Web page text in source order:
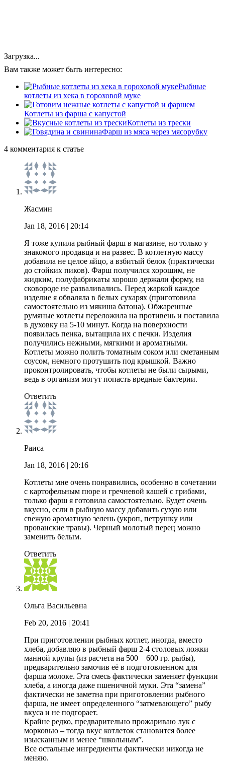
Загрузка...
Вам также может быть интересно:
Рыбные
котлеты из хека в гороховой муке
Котлеты из фарша с капустой
Котлеты из трески
Фарш из мяса через мясорубку
4 комментария к статье
Жасмин
Jan 18, 2016 | 20:14
Я тоже купила рыбный фарш в магазине, но только у
знакомого продавца и на развес. В котлетную массу
добавила не целое яйцо, а взбитый белок (практически
до стойких пиков). Фарш получился хорошим, не
жидким, полуфабрикаты хорошо держали форму, на
сковороде не разваливались. Перед жаркой каждое
изделие я обваляла в белых сухарях (приготовила
самостоятельно из мякиша батона). Обжаренные
румяные котлеты переложила на противень и поставила
в духовку на 5-10 минут. Когда на поверхности
появилась пенка, вытащила их с печки. Изделия
получились нежными, мягкими и ароматными.
Котлеты можно полить томатным соком или сметанным
соусом, немного протушить под крышкой. Важно
проконтролировать, чтобы котлеты не были сырыми,
ведь в организм могут попасть вредные бактерии.
Ответить
Раиса
Jan 18, 2016 | 20:16
Котлеты мне очень понравились, особенно в сочетании
с картофельным пюре и гречневой кашей с грибами,
только фарш я готовила самостоятельно. Будет очень
вкусно, если в рыбную массу добавить сухую или
свежую ароматную зелень (укроп, петрушку или
прованские травы). Черный молотый перец можно
заменить белым.
Ответить
Ольга Васильевна
Feb 20, 2016 | 20:41
При приготовлении рыбных котлет, иногда, вместо
хлеба, добавляю в рыбный фарш 2-4 столовых ложки
манной крупы (из расчета на 500 – 600 гр. рыбы),
предварительно замочив её в подготовленном для
фарша молоке. Эта смесь фактически заменяет функции
хлеба, а иногда даже пшеничной муки. Эта “замена”
фактически не заметна при приготовлении рыбного
фарша, не имеет определенного “затмевающего” рыбу
вкуса и не подгорает.
Крайне редко, предварительно прожариваю лук с
морковью – тогда вкус котлеток становится более
изысканным и менее “школьным”.
Все остальные ингредиенты фактически никогда не
меняю.